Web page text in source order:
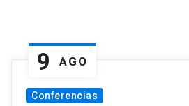
9 AGO
Conferencias